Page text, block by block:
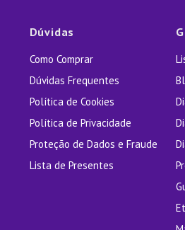
Dúvidas
Como Comprar
Dúvidas Frequentes
Política de Cookies
Política de Privacidade
Proteção de Dados e Fraude
Lista de Presentes